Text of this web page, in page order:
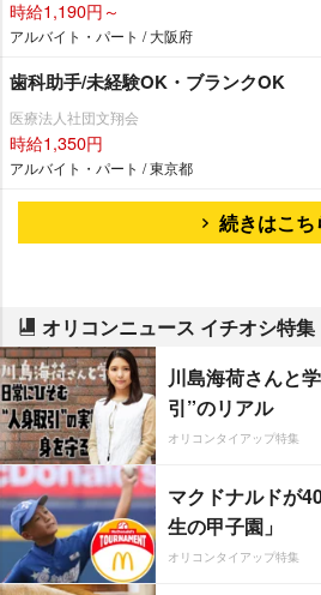
時給1,190円～
アルバイト・パート / 大阪府
歯科助手/未経験OK・ブランクOK
医療法人社団文翔会
時給1,350円
アルバイト・パート / 東京都
続きはこち
オリコンニュース イチオシ特集
川島海荷さんと
引”のリアル
オリコンタイアップ特集
マクドナルドが
生の甲子園」
オリコンタイアップ特集